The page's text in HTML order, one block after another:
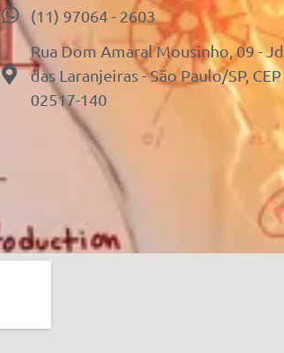
(11) 97064 - 2603
Rua Dom Amaral Mousinho, 09 - Jd
das Laranjeiras - São Paulo/SP, CEP
02517-140